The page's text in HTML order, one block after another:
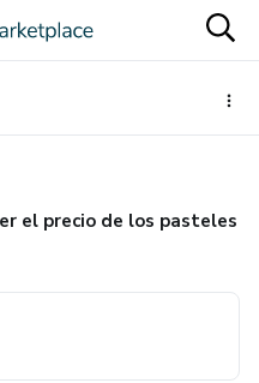
el precio de los pasteles